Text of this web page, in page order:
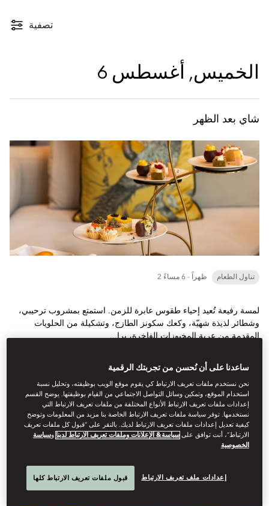
تصفية
الخميس, أغسطس 6
شاي بعد الظهر
تناول الطعام 2 ظهراً - 6 مساءً
لمسة رفيعة تُعيد إحياء طقوس عابرة للزمن. استمتع بمشروب ترحيبي،
وشطائر لذيذة شهيّة، وكعك سكونز الطازج، وتشكيلة من الحلويات
المقدمة من عربة المخبوزات الفاخرة، يرا...
احجز طاولة
رفاهية ساحلية
ساعدنا على أن نُحسن من تجربتك الرقمية
نحن نستخدم ملفات تعريف الارتباط كي يقوم موقع الويب بوظيفته، وتحليل نسبة
استخدام الموقع، وتمكين وسائل التواصل الاجتماعي من القيام بوظيفتها. يوضح القسم
إعدادات ملفات تعريف الارتباط الأنواع المختلفة من ملفات تعريف الارتباط التي
نستخدمها. توفر سياسة ملفات تعريف الارتباط الخاصة بنا مزيد من المعلومات وتوضح
كيفية تعديل إعدادات ملفات تعريف الارتباط لديك. بالنقر على “قبول كل ملفات تعريف
الارتباط”، أنت توافق علىسياسة& الإعلانات وملفات تعريف الارتباط لدينا وسياسة
الخصوصية
إعدادات ملف تعريف الارتباط قبول ملفات تعريف الارتباط كلها